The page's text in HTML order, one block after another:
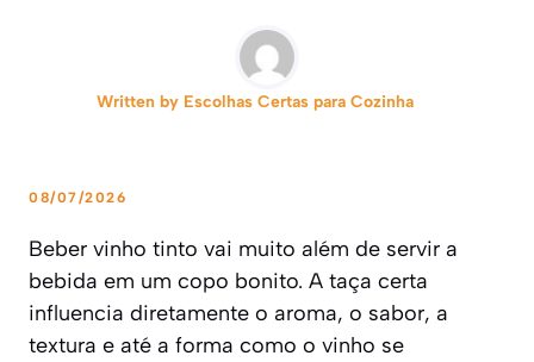
Written by Escolhas Certas para Cozinha
08/07/2026
Beber vinho tinto vai muito além de servir a
bebida em um copo bonito. A taça certa
influencia diretamente o aroma, o sabor, a
textura e até a forma como o vinho se